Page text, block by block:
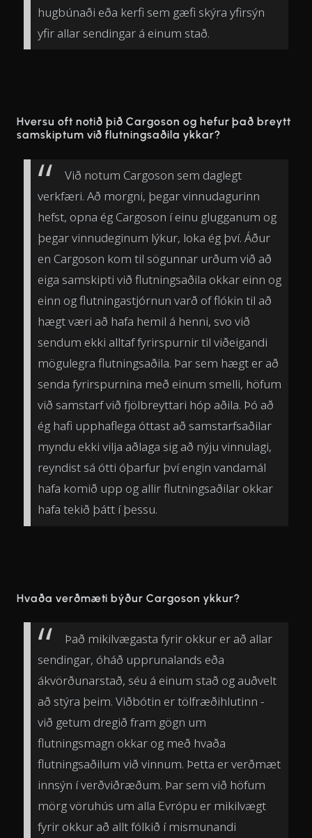
hugbúnaði eða kerfi sem gæfi skýra yfirsýn
yfir allar sendingar á einum stað.
Hversu oft notið þið Cargoson og hefur það breytt
samskiptum við flutningsaðila ykkar?
Við notum Cargoson sem daglegt
verkfæri. Að morgni, þegar vinnudagurinn
hefst, opna ég Cargoson í einu glugganum og
þegar vinnudeginum lýkur, loka ég því. Áður
en Cargoson kom til sögunnar urðum við að
eiga samskipti við flutningsaðila okkar einn og
einn og flutningastjórnun varð of flókin til að
hægt væri að hafa hemil á henni, svo við
sendum ekki alltaf fyrirspurnir til viðeigandi
mögulegra flutningsaðila. Þar sem hægt er að
senda fyrirspurnina með einum smelli, höfum
við samstarf við fjölbreyttari hóp aðila. Þó að
ég hafi upphaflega óttast að samstarfsaðilar
myndu ekki vilja aðlaga sig að nýju vinnulagi,
reyndist sá ótti óþarfur því engin vandamál
hafa komið upp og allir flutningsaðilar okkar
hafa tekið þátt í þessu.
Hvaða verðmæti býður Cargoson ykkur?
Það mikilvægasta fyrir okkur er að allar
sendingar, óháð upprunalands eða
ákvörðunarstað, séu á einum stað og auðvelt
að stýra þeim. Viðbótin er tölfræðihlutinn -
við getum dregið fram gögn um
flutningsmagn okkar og með hvaða
flutningsaðilum við vinnum. Þetta er verðmæt
innsýn í verðviðræðum. Þar sem við höfum
mörg vöruhús um alla Evrópu er mikilvægt
fyrir okkur að allt fólkið í mismunandi